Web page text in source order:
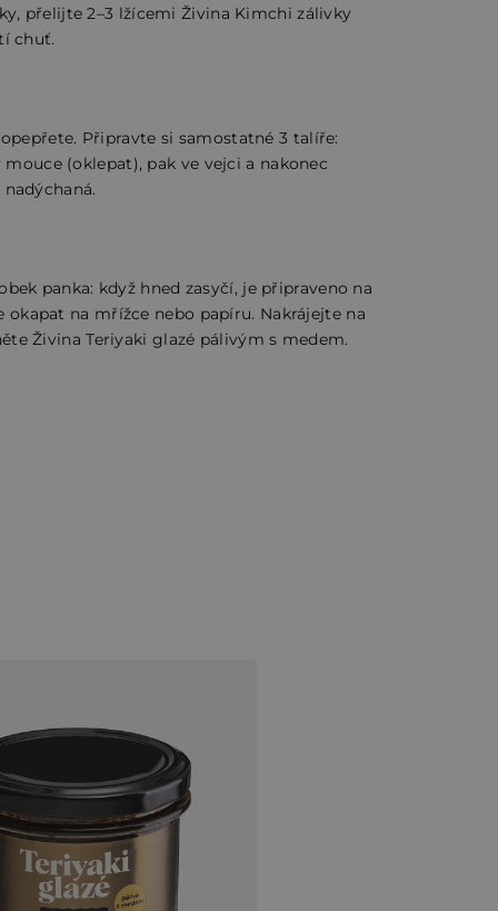
přelijte 2–3 lžícemi Živina Kimchi zálivky
chuť.
Připravte si samostatné 3 talíře:
(oklepat), pak ve vejci a nakonec
panka: když hned zasyčí, je připraveno na
na mřížce nebo papíru. Nakrájejte na
Živina Teriyaki glazé pálivým s medem.